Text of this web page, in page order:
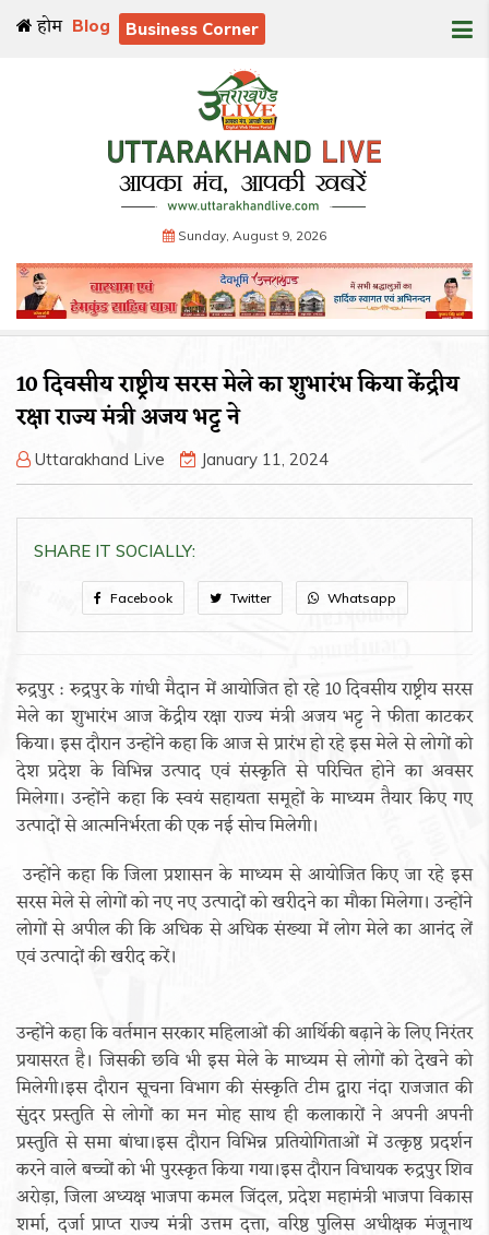
होम Blog Business Corner
Sunday, August 9, 2026
10 दिवसीय राष्ट्रीय सरस मेले का शुभारंभ किया केंद्रीय
रक्षा राज्य मंत्री अजय भट्ट ने
Uttarakhand Live January 11, 2024
SHARE IT SOCIALLY:
Facebook Twitter Whatsapp
रुद्रपुर : रुद्रपुर के गांधी मैदान में आयोजित हो रहे 10 दिवसीय राष्ट्रीय सरस
मेले का शुभारंभ आज केंद्रीय रक्षा राज्य मंत्री अजय भट्ट ने फीता काटकर
किया। इस दौरान उन्होंने कहा कि आज से प्रारंभ हो रहे इस मेले से लोगों को
देश प्रदेश के विभिन्न उत्पाद एवं संस्कृति से परिचित होने का अवसर
मिलेगा। उन्होंने कहा कि स्वयं सहायता समूहों के माध्यम तैयार किए गए
उत्पादों से आत्मनिर्भरता की एक नई सोच मिलेगी।
उन्होंने कहा कि जिला प्रशासन के माध्यम से आयोजित किए जा रहे इस
सरस मेले से लोगों को नए नए उत्पादों को खरीदने का मौका मिलेगा। उन्होंने
लोगों से अपील की कि अधिक से अधिक संख्या में लोग मेले का आनंद लें
एवं उत्पादों की खरीद करें।
उन्होंने कहा कि वर्तमान सरकार महिलाओं की आर्थिकी बढ़ाने के लिए निरंतर
प्रयासरत है। जिसकी छवि भी इस मेले के माध्यम से लोगों को देखने को
मिलेगी।इस दौरान सूचना विभाग की संस्कृति टीम द्वारा नंदा राजजात की
सुंदर प्रस्तुति से लोगों का मन मोह साथ ही कलाकारों ने अपनी अपनी
प्रस्तुति से समा बांधा।इस दौरान विभिन्न प्रतियोगिताओं में उत्कृष्ठ प्रदर्शन
करने वाले बच्चों को भी पुरस्कृत किया गया।इस दौरान विधायक रुद्रपुर शिव
अरोड़ा, जिला अध्यक्ष भाजपा कमल जिंदल, प्रदेश महामंत्री भाजपा विकास
शर्मा, दर्जा प्राप्त राज्य मंत्री उत्तम दत्ता, वरिष्ठ पुलिस अधीक्षक मंजूनाथ